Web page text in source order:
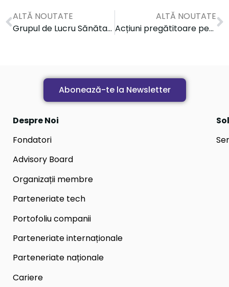
ALTĂ NOUTATE
Grupul de Lucru Sănătate – prima întâlnire
ALTĂ NOUTATE
Acțiuni pregătitoare pentru platforma „AI-on-demand”
Abonează-te la Newsletter
Despre Noi
Fondatori
Advisory Board
Organizații membre
Parteneriate tech
Portofoliu companii
Parteneriate internaționale
Parteneriate naționale
Cariere